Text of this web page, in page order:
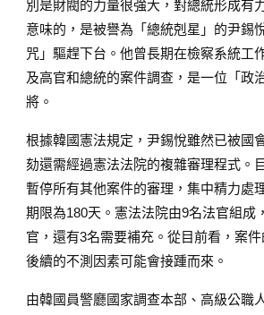
別是財閥的力量很強大，對總統形成有
意味的，是被譽為「總統剋星」的尹錫
咒」驅趕下台。他曾長期在檢察系統工
及高官和總統的案件調查，是一位「政
將。
根據韓國憲法規定，尹錫悅雖然已被國
劾還需經過憲法法院的複雜審理程式。
暫停所有其他案件的審理，集中精力處
期限為180天。憲法法院由9名法官組成
官，還有3名需要補充。從目前看，案件
後續的不測因素可能會接踵而來。
由韓國員警廳國家調查本部、高級公職